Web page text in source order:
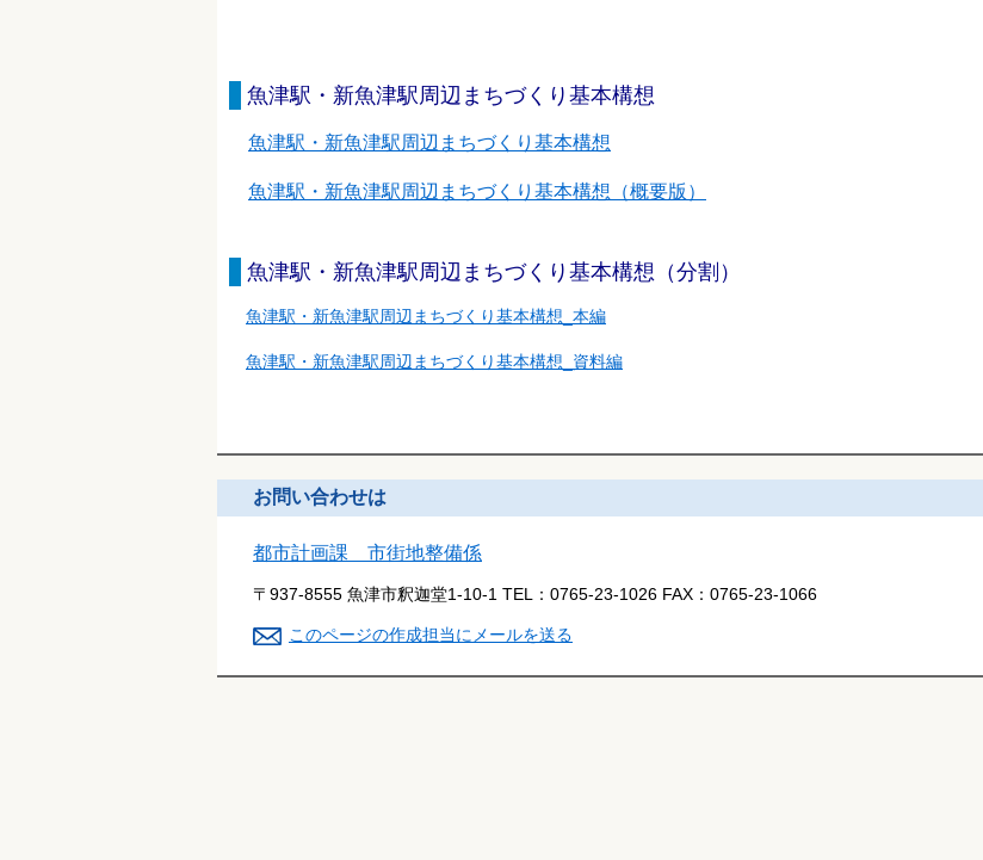
魚津駅・新魚津駅周辺まちづくり基本構想
魚津駅・新魚津駅周辺まちづくり基本構想
魚津駅・新魚津駅周辺まちづくり基本構想（概要版）
魚津駅・新魚津駅周辺まちづくり基本構想（分割）
魚津駅・新魚津駅周辺まちづくり基本構想_本編
魚津駅・新魚津駅周辺まちづくり基本構想_資料編
お問い合わせは
都市計画課 市街地整備係
〒937-8555 魚津市釈迦堂1-10-1 TEL： 0765-23-1026 FAX： 0765-23-1066
このページの作成担当にメールを送る